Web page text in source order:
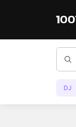
DJ